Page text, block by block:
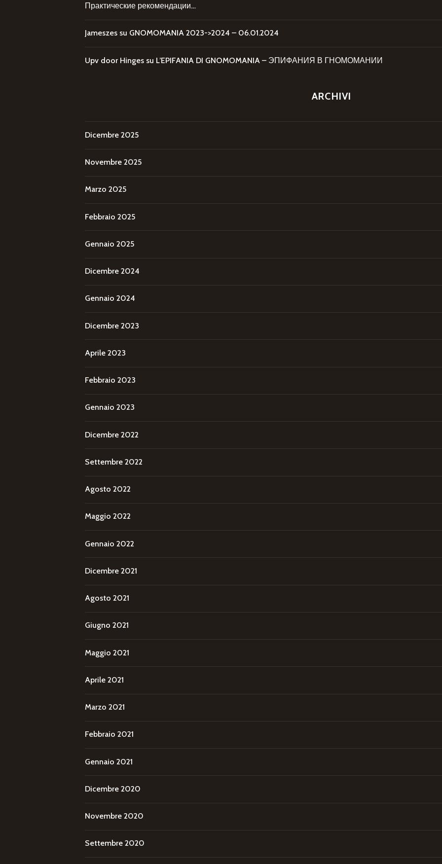
Практические рекомендации…
Jameszes su GNOMOMANIA 2023->2024 – 06.01.2024
Upv door Hinges su L’EPIFANIA DI GNOMOMANIA – ЭПИФАНИЯ В ГНОМОМАНИИ
ARCHIVI
Dicembre 2025
Novembre 2025
Marzo 2025
Febbraio 2025
Gennaio 2025
Dicembre 2024
Gennaio 2024
Dicembre 2023
Aprile 2023
Febbraio 2023
Gennaio 2023
Dicembre 2022
Settembre 2022
Agosto 2022
Maggio 2022
Gennaio 2022
Dicembre 2021
Agosto 2021
Giugno 2021
Maggio 2021
Aprile 2021
Marzo 2021
Febbraio 2021
Gennaio 2021
Dicembre 2020
Novembre 2020
Settembre 2020